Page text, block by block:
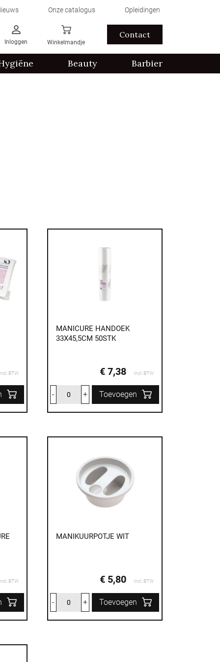
Onze catalogus Opleidingen
Inloggen Winkelmandje
Contact
Beauty Barbier
BTW
MANICURE HANDOEK
33X45,5CM 50STK
€ 7,38 Incl. BTW
- + Toevoegen
BTW
MANIKUURPOTJE WIT
€ 5,80 Incl. BTW
- + Toevoegen